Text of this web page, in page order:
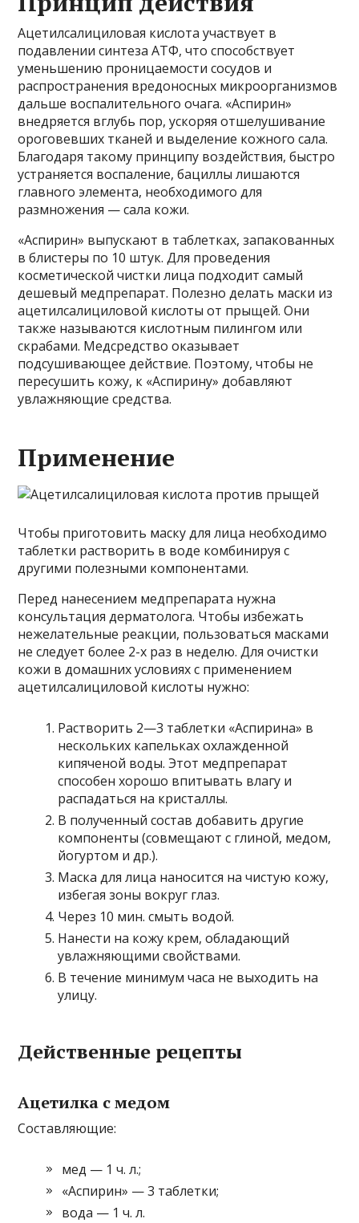
Ацетилсалициловая кислота участвует в
подавлении синтеза АТФ, что способствует
уменьшению проницаемости сосудов и
распространения вредоносных микроорганизмов
дальше воспалительного очага. «Аспирин»
внедряется вглубь пор, ускоряя отшелушивание
ороговевших тканей и выделение кожного сала.
Благодаря такому принципу воздействия, быстро
устраняется воспаление, бациллы лишаются
главного элемента, необходимого для
размножения — сала кожи.
«Аспирин» выпускают в таблетках, запакованных
в блистеры по 10 штук. Для проведения
косметической чистки лица подходит самый
дешевый медпрепарат. Полезно делать маски из
ацетилсалициловой кислоты от прыщей. Они
также называются кислотным пилингом или
скрабами. Медсредство оказывает
подсушивающее действие. Поэтому, чтобы не
пересушить кожу, к «Аспирину» добавляют
увлажняющие средства.
Применение
Чтобы приготовить маску для лица необходимо
таблетки растворить в воде комбинируя с
другими полезными компонентами.
Перед нанесением медпрепарата нужна
консультация дерматолога. Чтобы избежать
нежелательные реакции, пользоваться масками
не следует более 2-х раз в неделю. Для очистки
кожи в домашних условиях с применением
ацетилсалициловой кислоты нужно:
Растворить 2—3 таблетки «Аспирина» в
нескольких капельках охлажденной
кипяченой воды. Этот медпрепарат
способен хорошо впитывать влагу и
распадаться на кристаллы.
В полученный состав добавить другие
компоненты (совмещают с глиной, медом,
йогуртом и др.).
Маска для лица наносится на чистую кожу,
избегая зоны вокруг глаз.
Через 10 мин. смыть водой.
Нанести на кожу крем, обладающий
увлажняющими свойствами.
В течение минимум часа не выходить на
улицу.
Действенные рецепты
Ацетилка с медом
Составляющие:
мед — 1 ч. л.;
«Аспирин» — 3 таблетки;
вода — 1 ч. л.